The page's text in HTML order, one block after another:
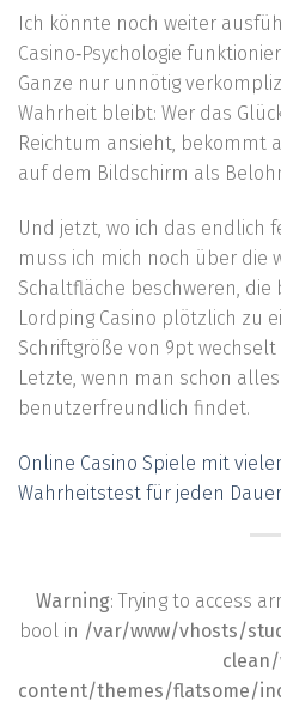
Ich könnte noch weiter
Casino‑Psychologie
Ganze nur unnötig
Wahrheit bleibt: Wer das
Reichtum ansieht, bekommt
auf dem Bildschirm als
Und jetzt, wo ich das endlich
muss ich mich noch über die
Schaltfläche beschweren, die
Lordping Casino plötzlich zu
Schriftgröße von 9pt
Letzte, wenn man schon
benutzerfreundlich findet.
Online Casino Spiele mit
Wahrheitstest für jeden
Warning: Trying to access
bool in /var/www/vhosts/
content/themes/flatsome/